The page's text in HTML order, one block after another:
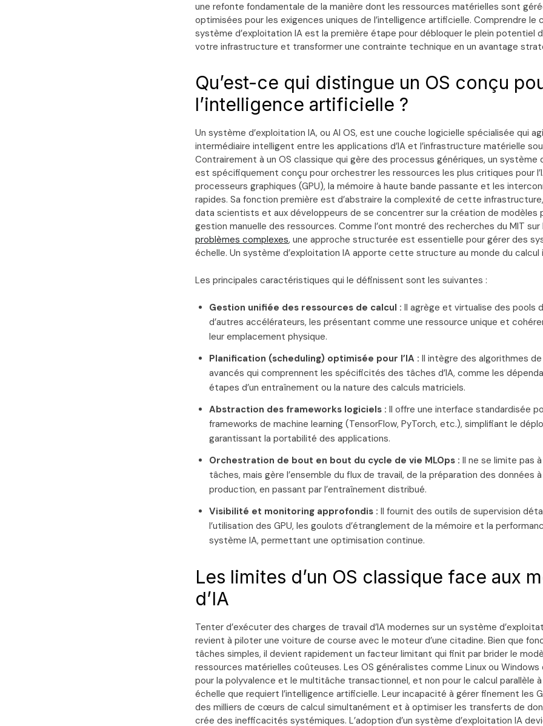
une refonte fondamentale de la manière dont les ressources matérielles sont
optimisées pour les exigences uniques de l’intelligence artificielle. Comprendre le
système d’exploitation IA est la première étape pour débloquer le plein potentiel
votre infrastructure et transformer une contrainte technique en un avantage
Qu’est-ce qui distingue un OS conçu
l’intelligence artificielle ?
Un système d’exploitation IA, ou AI OS, est une couche logicielle spécialisée qui
intermédiaire intelligent entre les applications d’IA et l’infrastructure matérielle
Contrairement à un OS classique qui gère des processus génériques, un système
est spécifiquement conçu pour orchestrer les ressources les plus critiques pour
processeurs graphiques (GPU), la mémoire à haute bande passante et les
rapides. Sa fonction première est d’abstraire la complexité de cette
data scientists et aux développeurs de se concentrer sur la création de modèles
gestion manuelle des ressources. Comme l’ont montré des recherches du MIT sur
problèmes complexes, une approche structurée est essentielle pour gérer des
échelle. Un système d’exploitation IA apporte cette structure au monde du calcul
Les principales caractéristiques qui le définissent sont les suivantes :
Gestion unifiée des ressources de calcul : Il agrège et virtualise des pools
d’autres accélérateurs, les présentant comme une ressource unique et
leur emplacement physique.
Planification (scheduling) optimisée pour l’IA : Il intègre des algorithmes
avancés qui comprennent les spécificités des tâches d’IA, comme les
étapes d’un entraînement ou la nature des calculs matriciels.
Abstraction des frameworks logiciels : Il offre une interface standardisée
frameworks de machine learning (TensorFlow, PyTorch, etc.), simplifiant le
garantissant la portabilité des applications.
Orchestration de bout en bout du cycle de vie MLOps : Il ne se limite pas
tâches, mais gère l’ensemble du flux de travail, de la préparation des données à
production, en passant par l’entraînement distribué.
Visibilité et monitoring approfondis : Il fournit des outils de supervision
l’utilisation des GPU, les goulots d’étranglement de la mémoire et la
système IA, permettant une optimisation continue.
Les limites d’un OS classique face aux
d’IA
Tenter d’exécuter des charges de travail d’IA modernes sur un système
revient à piloter une voiture de course avec le moteur d’une citadine. Bien que
tâches simples, il devient rapidement un facteur limitant qui finit par brider le
ressources matérielles coûteuses. Les OS généralistes comme Linux ou
pour la polyvalence et le multitâche transactionnel, et non pour le calcul parallèle
échelle que requiert l’intelligence artificielle. Leur incapacité à gérer finement les
des milliers de cœurs de calcul simultanément et à optimiser les transferts de
crée des inefficacités systémiques. L’adoption d’un système d’exploitation IA